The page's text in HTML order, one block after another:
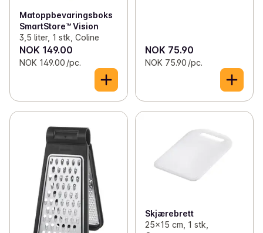
Matoppbevaringsboks
SmartStore™ Vision
3,5 liter, 1 stk, Coline
NOK 149.00
NOK 149.00 /pc.
NOK 75.90
NOK 75.90 /pc.
Skjærebrett
25x15 cm, 1 stk,